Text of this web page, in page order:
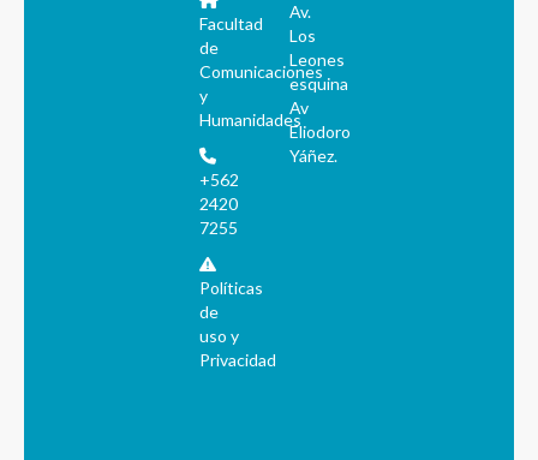
Facultad
de
Comunicaciones
y
Humanidades
+562
2420
7255
Políticas
de
uso y
Privacidad
Av.
Los
Leones
esquina
Av
Eliodoro
Yáñez.